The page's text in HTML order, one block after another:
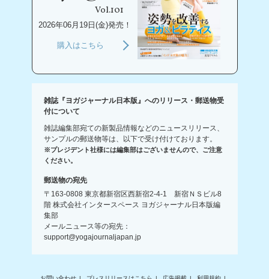
Vol.101
2026年06月19日(金)発売！
購入はこちら
雑誌『ヨガジャーナル日本版』へのリリース・郵送物受
付について
雑誌編集部宛ての新製品情報などのニュースリリース、
サンプルの郵送物等は、以下で受け付けております。
※プレジデント社様には編集部はございませんので、ご注意
ください。
郵送物の宛先
〒163-0808 東京都新宿区西新宿2-4-1 新宿ＮＳビル8
階 株式会社インタースペース ヨガジャーナル日本版編
集部
メールニュース等の宛先：
support@yogajournaljapan.jp